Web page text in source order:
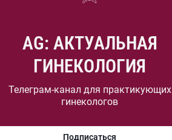
AG: АКТУАЛЬНАЯ
ГИНЕКОЛОГИЯ
Телеграм-канал для практикующих
гинекологов
Подписаться